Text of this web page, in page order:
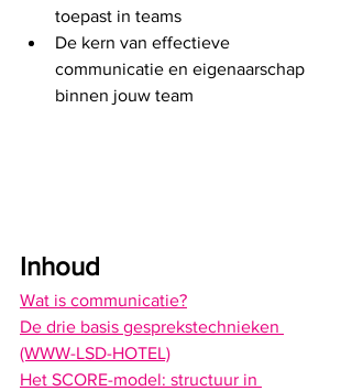
toepast in teams
De kern van effectieve
communicatie en eigenaarschap
binnen jouw team
Inhoud
Wat is communicatie?
De drie basis gesprekstechnieken
(WWW-LSD-HOTEL)
Het SCORE-model: structuur in